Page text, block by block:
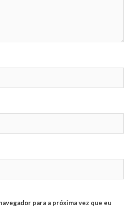
para a próxima vez que eu